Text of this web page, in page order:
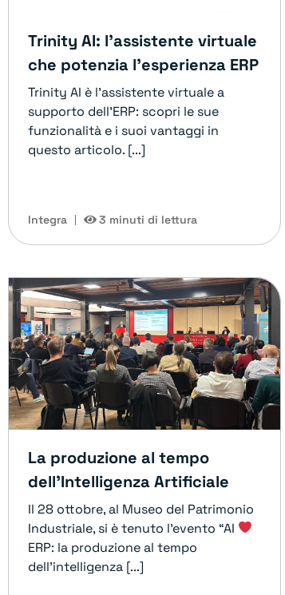
Trinity AI: l’assistente virtuale
che potenzia l’esperienza ERP
Trinity AI è l'assistente virtuale a
supporto dell'ERP: scopri le sue
funzionalità e i suoi vantaggi in
questo articolo. [...]
Integra 3 minuti di lettura
La produzione al tempo
dell’Intelligenza Artificiale
Il 28 ottobre, al Museo del Patrimonio
Industriale, si è tenuto l’evento “AI
ERP: la produzione al tempo
dell’intelligenza [...]